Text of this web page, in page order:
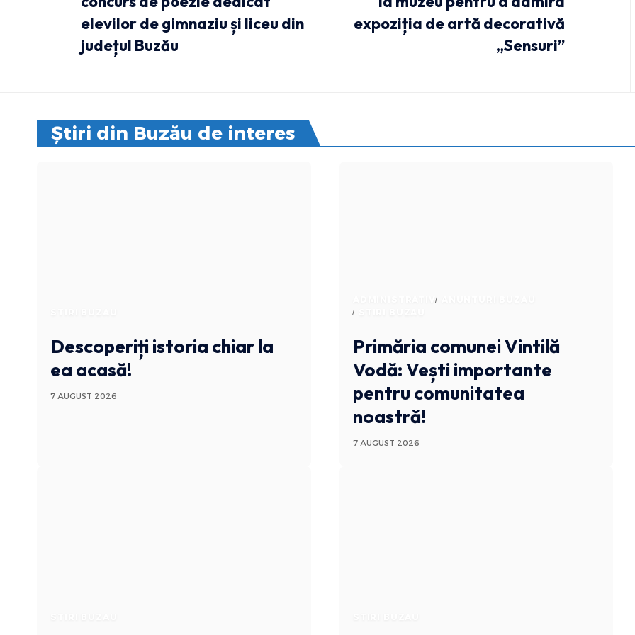
elevilor de gimnaziu și liceu din
județul Buzău
expoziția de artă decorativă
„Sensuri”
Știri din Buzău de interes
Descoperiți istoria chiar la
ea acasă!
7 AUGUST 2026
ADMINISTRATIV
Primăria comunei Vintilă
Vodă: Vești importante
pentru comunitatea
noastră!
7 AUGUST 2026